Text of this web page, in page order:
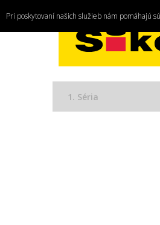
1. Séria
Pri poskytovaní našich služieb nám pomáhajú